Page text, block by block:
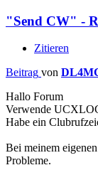
"Send CW" -
Zitieren
Beitrag von
Hallo Forum
Verwende
Habe ein
Bei meinem
Probleme.